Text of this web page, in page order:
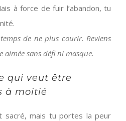
à force de fuir l’abandon, tu
de ne plus courir. Reviens
aimée sans défi ni masque.
qui veut être
à moitié
sacré, mais tu portes la peur